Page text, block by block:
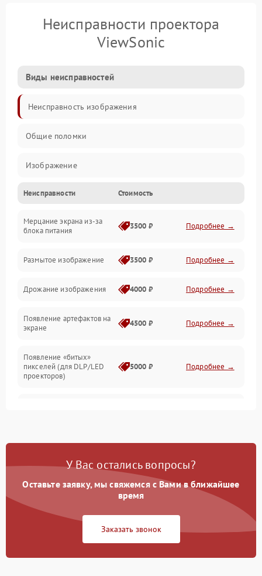
Неисправности проектора
ViewSonic
Виды неисправностей
Неисправность изображения
Общие поломки
Изображение
Лампа подсветки
Неисправность управления и интерфейсов
Неисправности Стоимость
Мерцание экрана из-за
блока питания
3500 ₽ Подробнее →
Размытое изображение 3500 ₽ Подробнее →
Дрожание изображения 4000 ₽ Подробнее →
Появление артефактов на
экране
4500 ₽ Подробнее →
Появление «битых»
пикселей (для DLP/LED
проекторов)
5000 ₽ Подробнее →
Нестабильная яркость или
Неравномерная подсветка
4500 ₽ Подробнее →
автоматическая коррекция
трапеции (Keystone)
3000 ₽ Подробнее →
У Вас остались вопросы?
Оставьте заявку, мы свяжемся с Вами в ближайшее
время
Заказать звонок